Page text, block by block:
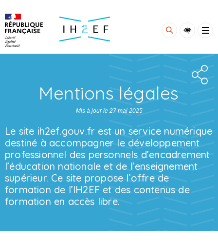
Mentions légales
Mis à jour le 27 mai 2025
Le site ih2ef.gouv.fr est un service numérique
destiné à accompagner le développement
professionnel des personnels d’encadrement
l’éducation nationale et de l’enseignement
supérieur. Ce site propose l’offre de
formation de l’IH2EF et des contenus de
formation en accès libre.